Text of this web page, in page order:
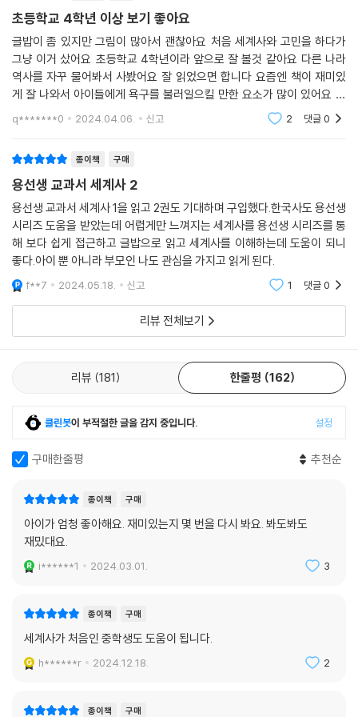
초등학교 4학년 이상 보기 좋아요
글밥이 좀 있지만 그림이 많아서 괜찮아요 처음 세계사와 고민을 하다가
그냥 이거 샀어요 초등학교 4학년이라 앞으로 잘 볼것 같아요 다른 나라
역사를 자꾸 물어봐서 사봤어요 잘 읽었으면 합니다 요즘엔 책이 재미있
게 잘 나와서 아이들에게 욕구를 불러일으킬 만한 요소가 많이 있어요 저
q*******0 2024.04.06. 신고 2 댓글0
종이책 구매
용선생 교과서 세계사 2
용선생 교과서 세계사 1을 읽고 2권도 기대하며 구입했다.한국사도 용선생
시리즈 도움을 받았는데 어렵게만 느껴지는 세계사를 용선생 시리즈를 통
해 보다 쉽게 접근하고 글밥으로 읽고 세계사를 이해하는데 도움이 되니
좋다.아이 뿐 아니라 부모인 나도 관심을 가지고 읽게 된다.
f**7 2024.05.18. 신고 1 댓글0
리뷰 전체보기
리뷰 181 한줄평 162
클린봇이 부적절한 글을 감지 중입니다. 설정
구매한줄평 추천순
종이책 구매
아이가 엄청 좋아해요. 재미있는지 몇 번을 다시 봐요. 봐도봐도
재밌대요.
i******1 2024.03.01. 3
종이책 구매
세계사가 처음인 중학생도 도움이 됩니다.
h******r 2024.12.18. 2
종이책 구매